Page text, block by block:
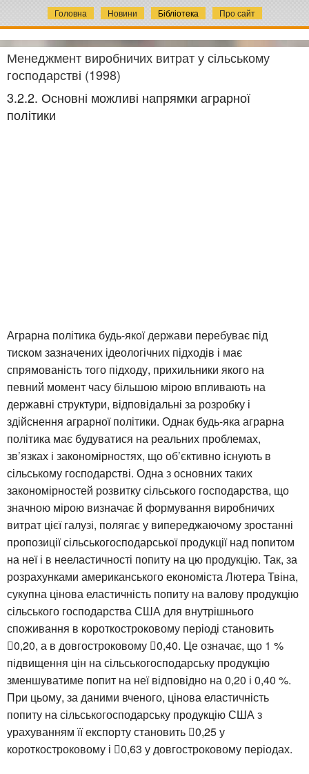
Головна Новини Бібліотека Про сайт
Менеджмент виробничих витрат у сільському
господарстві (1998)
3.2.2. Основні можливі напрямки аграрної
політики
Аграрна політика будь-якої держави перебуває під
тиском зазначених ідеологічних підходів і має
спрямованість того підходу, прихильники якого на
певний момент часу більшою мірою впливають на
державні структури, відповідальні за розробку і
здійснення аграрної політики. Однак будь-яка аграрна
політика має будуватися на реальних проблемах,
зв’язках і закономірностях, що об’єктивно існують в
сільському господарстві. Одна з основних таких
закономірностей розвитку сільського господарства, що
значною мірою визначає й формування виробничих
витрат цієї галузі, полягає у випереджаючому зростанні
пропозиції сільськогосподарської продукції над попитом
на неї і в нееластичності попиту на цю продукцію. Так, за
розрахунками американського економіста Лютера Твіна,
сукупна цінова еластичність попиту на валову продукцію
сільського господарства США для внутрішнього
споживання в короткостроковому періоді становить
0,20, а в довгостроковому 0,40. Це означає, що 1 %
підвищення цін на сільськогосподарську продукцію
зменшуватиме попит на неї відповідно на 0,20 і 0,40 %.
При цьому, за даними вченого, цінова еластичність
попиту на сільськогосподарську продукцію США з
урахуванням її експорту становить 0,25 у
короткостроковому і 0,63 у довгостроковому періодах.